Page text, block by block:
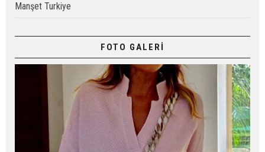
Manşet Turkiye
FOTO GALERİ